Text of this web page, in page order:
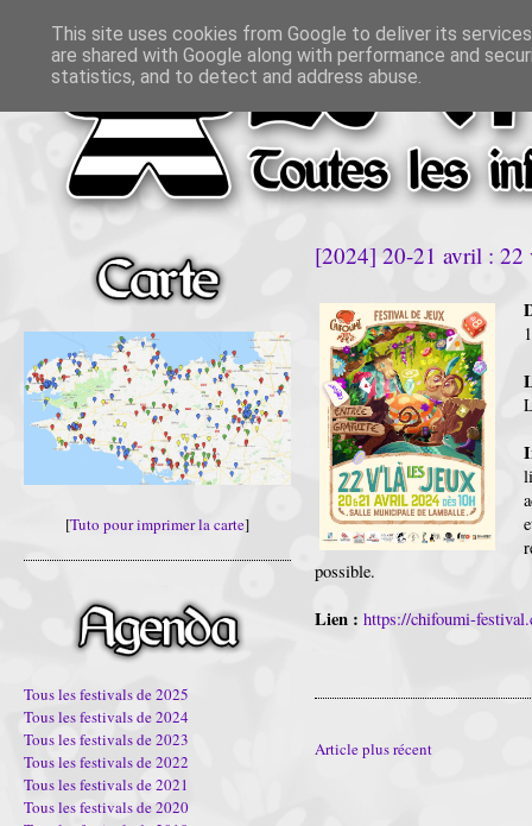
[Tuto pour imprimer la carte]
Tous les festivals de 2025
Tous les festivals de 2024
Tous les festivals de 2023
Tous les festivals de 2022
Tous les festivals de 2021
Tous les festivals de 2020
[2024] 20-21 avril : 22
possible.
Lien : https://chifoumi-
Article plus récent
This site uses cookies from Google to deliver its
are shared with Google along with performance and
statistics, and to detect and address abuse.